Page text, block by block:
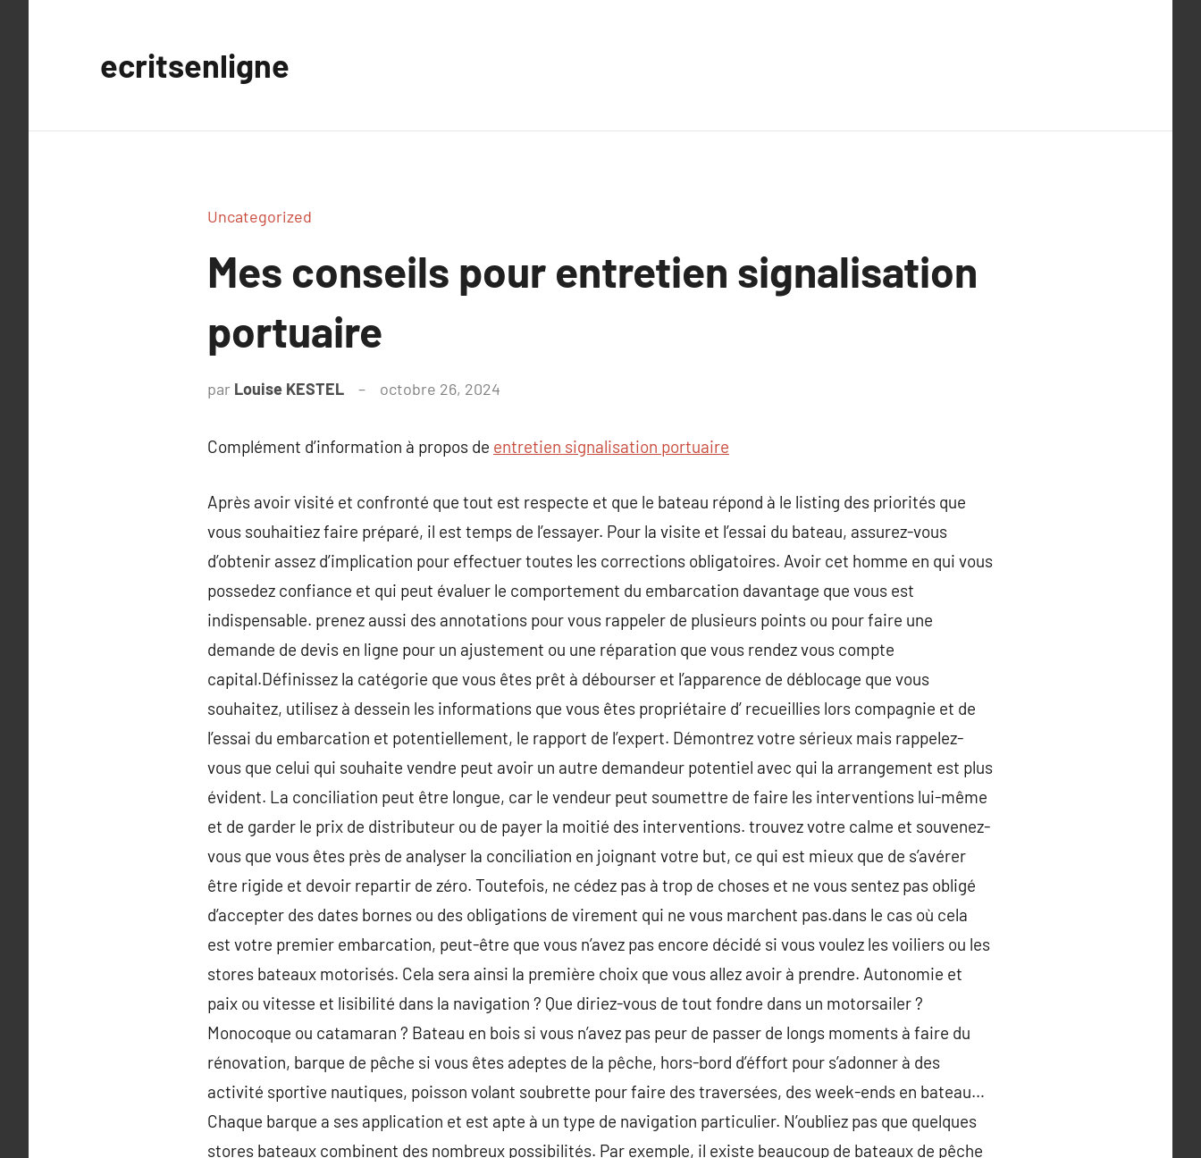
ecritsenligne
Uncategorized
Mes conseils pour entretien signalisation
portuaire
par Louise KESTEL octobre 26, 2024
Complément d’information à propos de entretien signalisation portuaire
Après avoir visité et confronté que tout est respecte et que le bateau répond à le listing des priorités que
vous souhaitiez faire préparé, il est temps de l’essayer. Pour la visite et l’essai du bateau, assurez-vous
d’obtenir assez d’implication pour effectuer toutes les corrections obligatoires. Avoir cet homme en qui vous
possedez confiance et qui peut évaluer le comportement du embarcation davantage que vous est
indispensable. prenez aussi des annotations pour vous rappeler de plusieurs points ou pour faire une
demande de devis en ligne pour un ajustement ou une réparation que vous rendez vous compte
capital.Définissez la catégorie que vous êtes prêt à débourser et l’apparence de déblocage que vous
souhaitez, utilisez à dessein les informations que vous êtes propriétaire d’ recueillies lors compagnie et de
l’essai du embarcation et potentiellement, le rapport de l’expert. Démontrez votre sérieux mais rappelez-
vous que celui qui souhaite vendre peut avoir un autre demandeur potentiel avec qui la arrangement est plus
évident. La conciliation peut être longue, car le vendeur peut soumettre de faire les interventions lui-même
et de garder le prix de distributeur ou de payer la moitié des interventions. trouvez votre calme et souvenez-
vous que vous êtes près de analyser la conciliation en joignant votre but, ce qui est mieux que de s’avérer
être rigide et devoir repartir de zéro. Toutefois, ne cédez pas à trop de choses et ne vous sentez pas obligé
d’accepter des dates bornes ou des obligations de virement qui ne vous marchent pas.dans le cas où cela
est votre premier embarcation, peut-être que vous n’avez pas encore décidé si vous voulez les voiliers ou les
stores bateaux motorisés. Cela sera ainsi la première choix que vous allez avoir à prendre. Autonomie et
paix ou vitesse et lisibilité dans la navigation ? Que diriez-vous de tout fondre dans un motorsailer ?
Monocoque ou catamaran ? Bateau en bois si vous n’avez pas peur de passer de longs moments à faire du
rénovation, barque de pêche si vous êtes adeptes de la pêche, hors-bord d’éffort pour s’adonner à des
activité sportive nautiques, poisson volant soubrette pour faire des traversées, des week-ends en bateau…
Chaque barque a ses application et est apte à un type de navigation particulier. N’oubliez pas que quelques
stores bateaux combinent des nombreux possibilités. Par exemple, il existe beaucoup de bateaux de pêche